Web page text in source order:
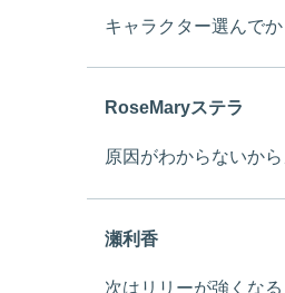
キャラクター選んで
RoseMaryステラ
原因がわからないか
瀬利香
次はリリーが強くな